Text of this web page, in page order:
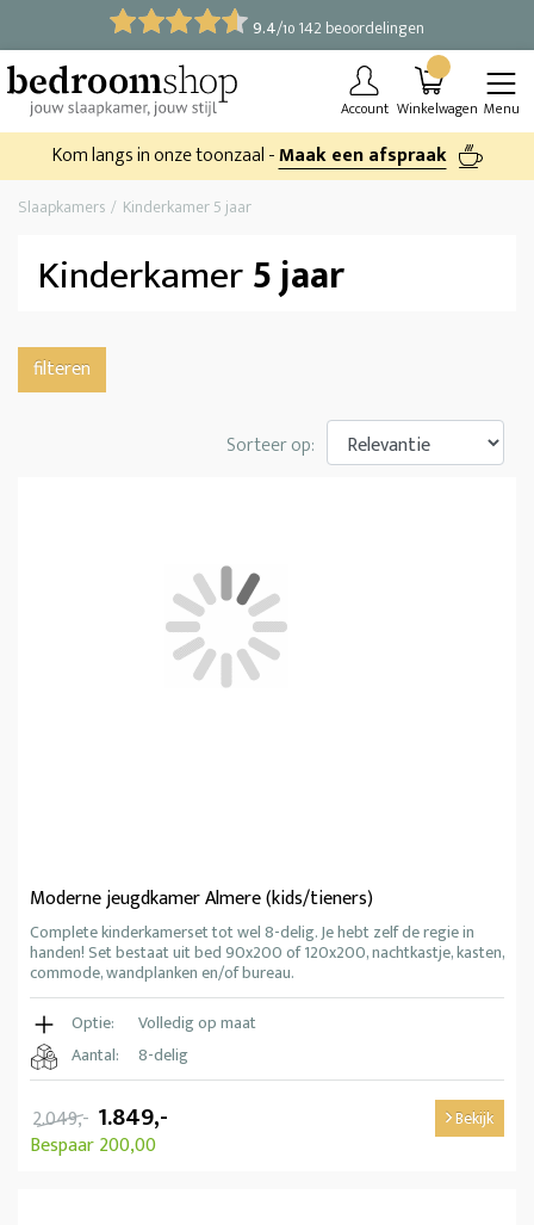
9.4/10 142 beoordelingen
Account Winkelwagen Menu
Kom langs in onze toonzaal -Maak een afspraak
Slaapkamers Kinderkamer 5 jaar
Kinderkamer5 jaar
filteren
Sorteer op:
Moderne jeugdkamer Almere (kids/tieners)
Complete kinderkamerset tot wel 8-delig. Je hebt zelf de regie in
handen! Set bestaat uit bed 90x200 of 120x200, nachtkastje, kasten,
commode, wandplanken en/of bureau.
Optie:
Volledig op maat
Aantal:
8-delig
2.049,- 1.849,-
Bespaar 200,00
Bekijk